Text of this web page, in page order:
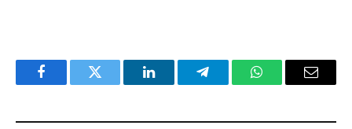
FacebookTwitter LinkedInTelegramWhatsAppEmail